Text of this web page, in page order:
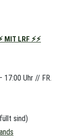
MIT LRF ⚡⚡
17:00 Uhr // FR.
sind)